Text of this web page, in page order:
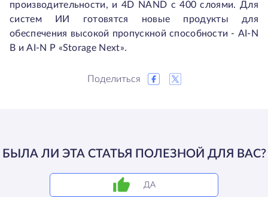
производительности, и 4D NAND с 400 слоями. Для
систем ИИ готовятся новые продукты для
обеспечения высокой пропускной способности - AI-N
B и AI-N P «Storage Next».
Поделиться
БЫЛА ЛИ ЭТА СТАТЬЯ ПОЛЕЗНОЙ ДЛЯ ВАС?
ДА